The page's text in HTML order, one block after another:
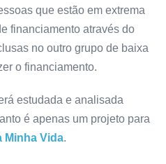
que estão em extrema
financiamento através do
no outro grupo de baixa
o financiamento.
estudada e analisada
é apenas um projeto para
Minha Vida.